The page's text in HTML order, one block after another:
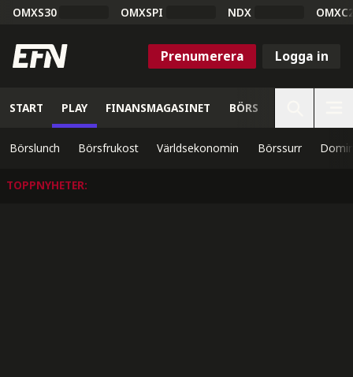
OMXS30 OMXSPI NDX
Prenumerera Logga in
START PLAY FINANSMAGASINET BÖRS
Börslunch Börsfrukost Världsekonomin Börssurr
TOPPNYHETER: